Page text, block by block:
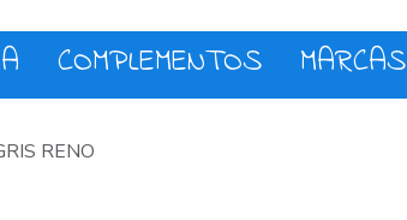
COMPLEMENTOS MARCAS
RENO